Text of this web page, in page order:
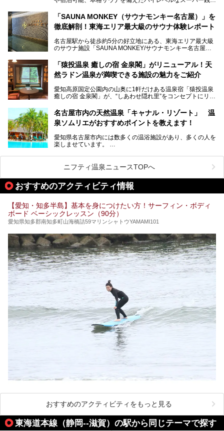
容の巨大なスタジアムサウナに、岩盤浴やリラクゼーション
までまるごと楽しめる施設に生まれ変わりました。
今回は、全面リニューアルして新しくなった「スパアクアス
そのため、「日々の仕事の疲れを心身ともにリセットした
い」「休日に時間を忘れて1日中ダラダラ過ごしたい」「コ
くある点が魅力です！
お好みの温泉施設を見つけて楽しんでくださいね。
「SAUNA MONKEY（サウナモンキー名古屋）」を
徹底解剖！東海エリア最大級のサウナ体験レポート
名古屋駅から徒歩約5分の好立地にある、東海エリア最大級
のサウナ施設「SAUNA MONKEY/サウナモンキー名古屋」
「名古屋駅周辺ってサウナが少ないよね」という声をよく耳
にするだけあり、アクセスの良さにも胸が高鳴ります。
今回は普段は男性専用となっているパブリックサウナが、女
さっそく取材してきました！
「猿投温泉 癒しの宿 金泉閣」がリニューアル！天
然ラドン温泉が満喫できる施設の魅力をご紹介
愛知高原国定公園内の山奥に1軒だけある温泉宿「猿投温泉
癒しの宿 金泉閣」が、“しあわせ隠れ里”をコンセプトにリニ
天然ラドン温泉が堪能できるお風呂や、新設・改装された客
室、地元の食材と温泉水で作られたお料理……。
ご紹介します。
名古屋市内の天然温泉「キャナル・リゾート」 温
泉ソムリエがおすすめポイントを教えます！
愛知県名古屋市内には数多くの温浴施設があり、多くの人を
楽しませています。
ムリエの目線で紹介していきます！
名古屋市内にはスーパー銭湯や日帰り温泉が多く、「どこに
行こうかな？」と悩んでしまう方も多いと思います。
ぜひこの記事を参考にして「キャナル・リゾート」に出かけ
てみるのはいかがでしょうか？
ニフティ温泉ニュースTOPへ
おすすめのアクティビティ情報
【愛知・知多半島】基本を身につけたい方！サーフィン・ボディ
ボード ベーシックレッスン（90分）
愛知県知多郡南知多町山海橋詰59マリンシャトウYAMAMI101
おすすめのアクティビティをもっと見る
東海道本線（静岡--滋賀）の駅から同じテーマで探す